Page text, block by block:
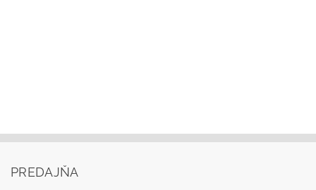
PREDAJŇA